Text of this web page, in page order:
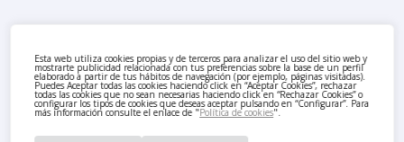
Esta web utiliza cookies propias y de terceros para analizar el uso del sitio web y
mostrarte publicidad relacionada con tus preferencias sobre la base de un perfil
elaborado a partir de tus hábitos de navegación (por ejemplo, páginas visitadas).
Puedes Aceptar todas las cookies haciendo click en “Aceptar Cookies”, rechazar
todas las cookies que no sean necesarias haciendo click en “Rechazar Cookies” o
configurar los tipos de cookies que deseas aceptar pulsando en “Configurar”. Para
más información consulte el enlace de "Política de cookies".